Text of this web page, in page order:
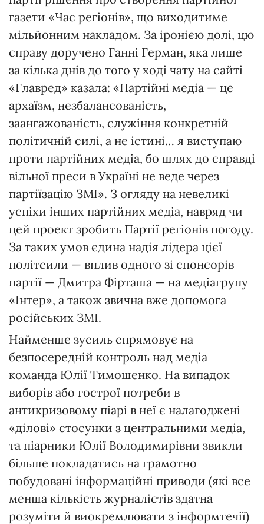
газети «Час регіонів», що виходитиме
мільйонним накладом. За іронією долі, цю
справу доручено Ганні Герман, яка лише
за кілька днів до того у ході чату на сайті
«Главред» казала: «Партійні медіа — це
архаїзм, незбалансованість,
заангажованість, служіння конкретній
політичній силі, а не істині… я виступаю
проти партійних медіа, бо шлях до справді
вільної преси в Україні не веде через
партіїзацію ЗМІ». З огляду на невеликі
успіхи інших партійних медіа, навряд чи
цей проект зробить Партії регіонів погоду.
За таких умов єдина надія лідера цієї
політ­сили — вплив одного зі спонсорів
партії — Дмитра Фірташа — на медіагрупу
«Інтер», а також звична вже допомога
російських ЗМІ.
Найменше зусиль спрямовує на
безпосередній контроль над медіа
команда Юлії Тимошенко. На випадок
виборів або гострої потреби в
антикризовому піарі в неї є налагоджені
«ділові» стосунки з центральними медіа,
та піарники Юлії Володимирівни звикли
більше покладатись на грамотно
побудовані інформаційні приводи (які все
менша кількість журналістів здатна
розуміти й виокремлювати з інформ­течії)